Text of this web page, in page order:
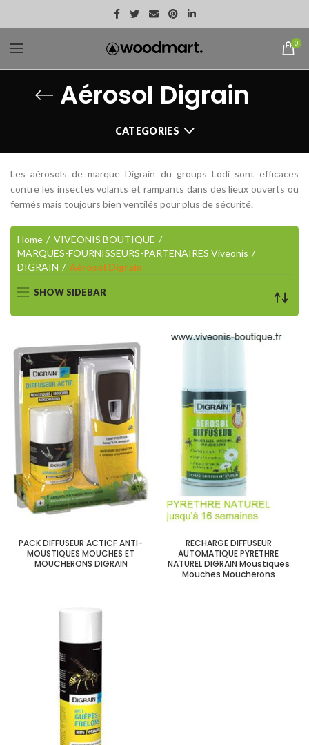
0
Aérosol Digrain
CATEGORIES
Les aérosols de marque Digrain du groups Lodi sont efficaces
contre les insectes volants et rampants dans des lieux ouverts ou
fermés mais toujours bien ventilés pour plus de sécurité.
Home
VIVEONIS BOUTIQUE
MARQUES-FOURNISSEURS-PARTENAIRES Viveonis
DIGRAIN
Aérosol Digrain
SHOW SIDEBAR
PACK DIFFUSEUR ACTICF ANTI-
MOUSTIQUES MOUCHES ET
MOUCHERONS DIGRAIN
RECHARGE DIFFUSEUR
AUTOMATIQUE PYRETHRE
NATUREL DIGRAIN Moustiques
Mouches Moucherons